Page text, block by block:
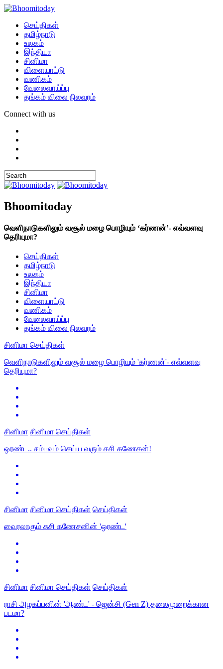
செய்திகள்
தமிழ்நாடு
உலகம்
இந்தியா
சினிமா
விளையாட்டு
வணிகம்
வேலைவாய்ப்பு
தங்கம் விலை நிலவரம்
Connect with us
Bhoomitoday
வெளிநாடுகளிலும் வசூல் மழை பொழியும் ‘கர்ணன்’- எவ்வளவு
தெரியுமா?
செய்திகள்
தமிழ்நாடு
உலகம்
இந்தியா
சினிமா
விளையாட்டு
வணிகம்
வேலைவாய்ப்பு
தங்கம் விலை நிலவரம்
சினிமா செய்திகள்
வெளிநாடுகளிலும் வசூல் மழை பொழியும் 'கர்ணன்'- எவ்வளவு
தெரியுமா?
சினிமா சினிமா செய்திகள்
ஒரண்ட.. சம்பவம் செய்ய வரும் சசி கணேசன்!
சினிமா சினிமா செய்திகள் செய்திகள்
வைரலாகும் சுசி கணேசனின் 'ஒரண்ட'
சினிமா சினிமா செய்திகள் செய்திகள்
ராசி அழகப்பனின் 'ஆண்ட' - ஜென்சி (Gen Z) தலைமுறைக்கான
படமா?